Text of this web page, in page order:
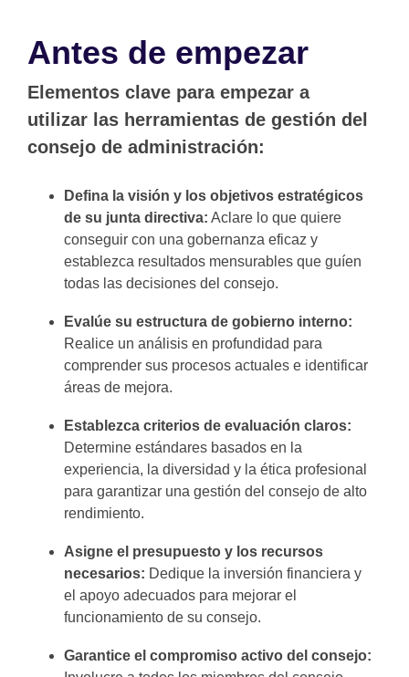
Antes de empezar
Elementos clave para empezar a
utilizar las herramientas de gestión del
consejo de administración:
Defina la visión y los objetivos estratégicos
de su junta directiva: Aclare lo que quiere
conseguir con una gobernanza eficaz y
establezca resultados mensurables que guíen
todas las decisiones del consejo.
Evalúe su estructura de gobierno interno:
Realice un análisis en profundidad para
comprender sus procesos actuales e identificar
áreas de mejora.
Establezca criterios de evaluación claros:
Determine estándares basados en la
experiencia, la diversidad y la ética profesional
para garantizar una gestión del consejo de alto
rendimiento.
Asigne el presupuesto y los recursos
necesarios: Dedique la inversión financiera y
el apoyo adecuados para mejorar el
funcionamiento de su consejo.
Garantice el compromiso activo del consejo: